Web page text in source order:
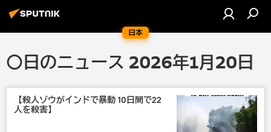
日本
〇日のニュース 2026年1月20日
【殺人ゾウがインドで暴動 10日間で22
人を殺害】